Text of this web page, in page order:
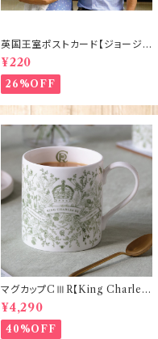
英国王室ポストカード【ジョージ
王子ご誕生】Pageantry Postca
rd 90183-JEF100
¥220
26%OFF
マグカップCⅢR【King Charles
Ⅲ Coronation】Victoria Eggs
50127
¥4,290
40%OFF